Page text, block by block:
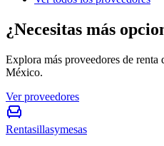
¿Necesitas más
Explora más proveedores de renta
México.
Ver proveedores
Rentasillasymesas